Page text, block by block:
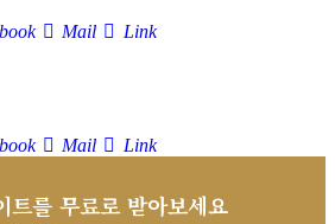
Mail
Link
Mail Link
트를 무료로 받아보세요